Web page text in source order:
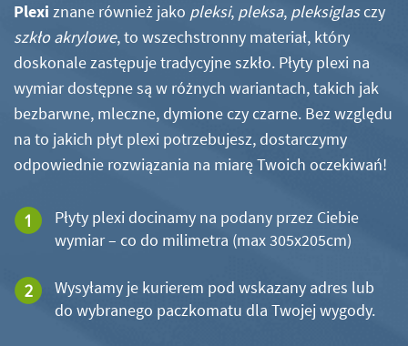
Plexi znane również jako pleksi, pleksa, pleksiglasczy
szkło akrylowe, to wszechstronny materiał, który
doskonale zastępuje tradycyjne szkło. Płyty plexi na
wymiar dostępne są w różnych wariantach, takich jak
bezbarwne, mleczne, dymione czy czarne. Bez względu
na to jakich płyt plexi potrzebujesz, dostarczymy
odpowiednie rozwiązania na miarę Twoich oczekiwań!
Płyty plexi docinamy na podany przez Ciebie
wymiar – co do milimetra (max 305x205cm)
Wysyłamy je kurierem pod wskazany adres lub
do wybranego paczkomatu dla Twojej wygody.